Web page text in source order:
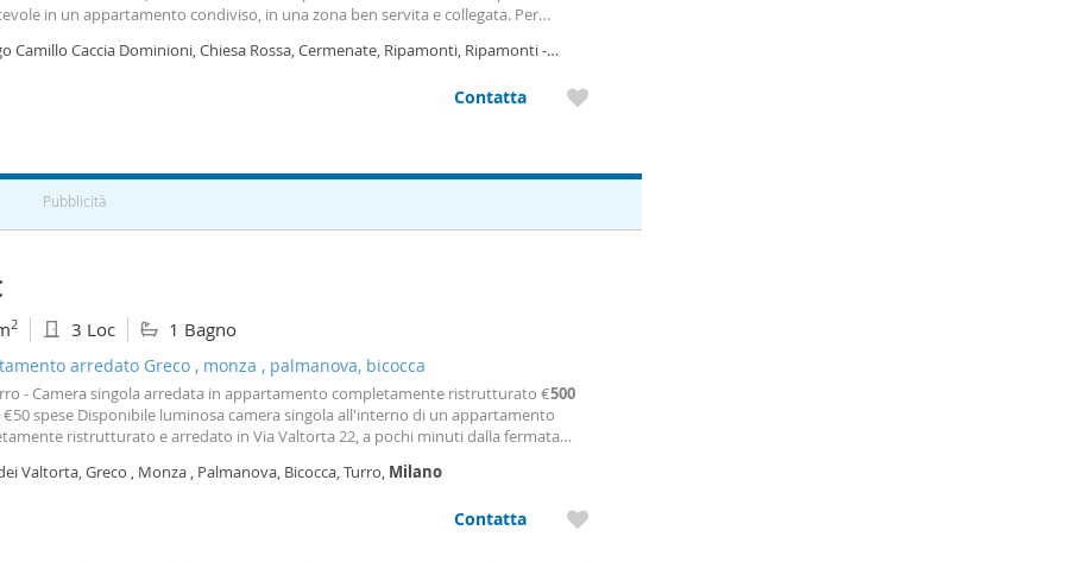
in un appartamento condiviso, in una zona ben servita e collegata. Per
Camillo Caccia Dominioni, Chiesa Rossa, Cermenate, Ripamonti, Ripamonti -
Contatta
Pubblicità
2 3 Loc 1 Bagno
arredato Greco , monza , palmanova, bicocca
- Camera singola arredata in appartamento completamente ristrutturato €500
€50 spese Disponibile luminosa camera singola all'interno di un appartamento
ristrutturato e arredato in Via Valtorta 22, a pochi minuti dalla fermata
ampia scrivania e armadio. L'appartamento
Valtorta, Greco , Monza , Palmanova, Bicocca, Turro, Milano
Contatta